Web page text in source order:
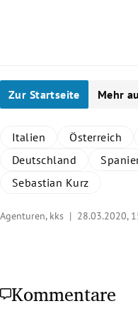
Zur Startseite Mehr
Italien Österreich
Deutschland
Sebastian Kurz
Agenturen, kks | 28.03.2020,
Kommentare